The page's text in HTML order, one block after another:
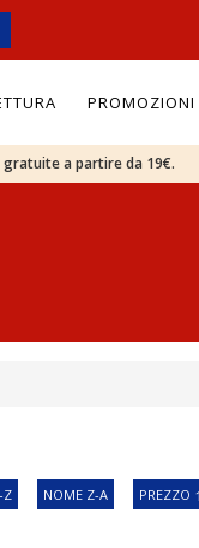
PROMOZIONI
a partire da 19€.
Z NOME Z-A PREZZO